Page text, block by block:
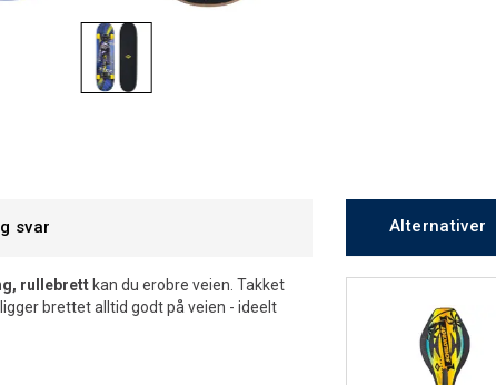
svar
rullebrett kan du erobre veien. Takket
brettet alltid godt på veien - ideelt
Alternativer